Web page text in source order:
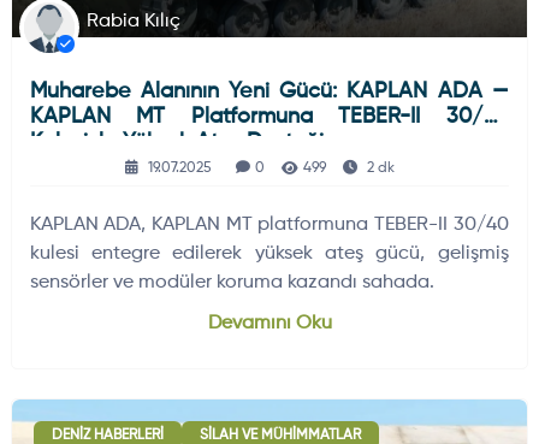
Rabia Kılıç
Muharebe Alanının Yeni Gücü: KAPLAN ADA —
KAPLAN MT Platformuna TEBER-II 30/40
Kulesiyle Yüksek Ateş Desteği
19.07.2025 0 499 2 dk
KAPLAN ADA, KAPLAN MT platformuna TEBER-II 30/40
kulesi entegre edilerek yüksek ateş gücü, gelişmiş
sensörler ve modüler koruma kazandı sahada.
Devamını Oku
DENIZ HABERLERI SILAH VE MÜHIMMATLAR